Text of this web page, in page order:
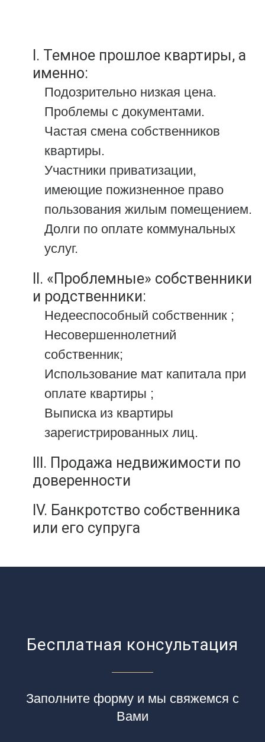
I. Темное прошлое квартиры, а
именно:
Подозрительно низкая цена.
Проблемы с документами.
Частая смена собственников
квартиры.
Участники приватизации,
имеющие пожизненное право
пользования жилым помещением.
Долги по оплате коммунальных
услуг.
II. «Проблемные» собственники
и родственники:
Недееспособный собственник ;
Несовершеннолетний
собственник;
Использование мат капитала при
оплате квартиры ;
Выписка из квартиры
зарегистрированных лиц.
III. Продажа недвижимости по
доверенности
IV. Банкротство собственника
или его супруга
Бесплатная консультация
Заполните форму и мы свяжемся с
Вами